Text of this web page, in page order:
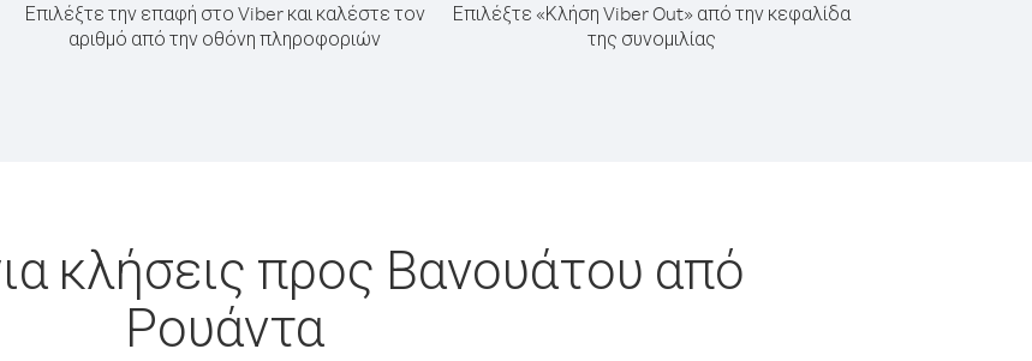
Επιλέξτε την επαφή στο Viber και καλέστε τον
αριθμό από την οθόνη πληροφοριών
Επιλέξτε «Κλήση Viber Out» από την κεφαλίδα
της συνομιλίας
κλήσεις προς Βανουάτου από
Ρουάντα